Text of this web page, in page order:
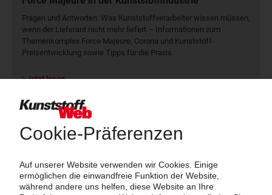
Fragen und Antworten: Was Kunst­stoff­verarbeiter wissen müssen,
wenn der Lieferant nicht mehr liefert – Informationen zum
Themenkomplex Force Majeure, Corona und Kunststoff-
Preisentwicklung sowie Tipps für die Praxis.
Jetzt lesen
Newsletter